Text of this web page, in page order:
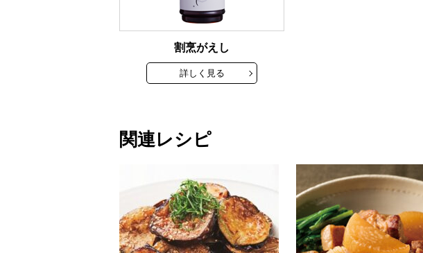
割烹がえし
詳しく見る
関連レシピ